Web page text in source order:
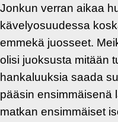
Jonkun verran aikaa
kävelyosuudessa
emmekä juosseet.
olisi juoksusta mitään
hankaluuksia saada
pääsin ensimmäisenä
matkan ensimmäiset